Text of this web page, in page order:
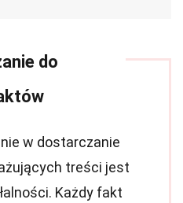
do
w dostarczanie
treści jest
Każdy fakt